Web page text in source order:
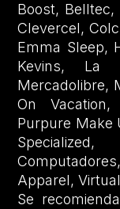
Boost, Belltec,
Clevercel,
Emma Sleep,
Kevins, La
Mercadolibre,
On
Purpure Make
Apparel,
Se